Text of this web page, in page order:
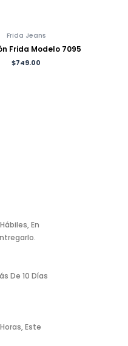
Frida Jeans
Frida Modelo 7095
$749.00
En
De 10 Días
Este